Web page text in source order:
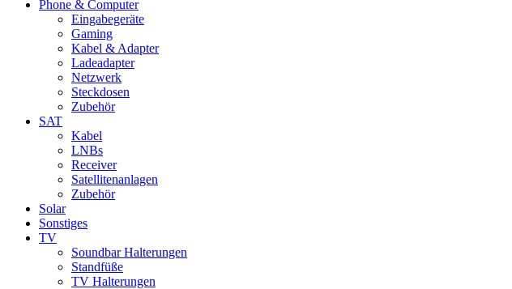
Phone & Computer
Eingabegeräte
Gaming
Kabel & Adapter
Ladeadapter
Netzwerk
Steckdosen
Zubehör
SAT
Kabel
LNBs
Receiver
Satellitenanlagen
Zubehör
Solar
Sonstiges
TV
Soundbar Halterungen
Standfüße
TV Halterungen